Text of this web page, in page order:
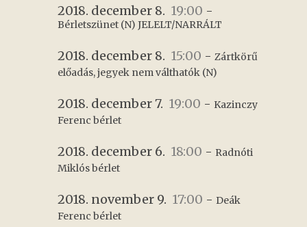
2018. december 8. 19:00 -
Bérletszünet (N) JELELT/NARRÁLT
2018. december 8. 15:00 - Zártkörű
előadás, jegyek nem válthatók (N)
2018. december 7. 19:00 - Kazinczy
Ferenc bérlet
2018. december 6. 18:00 - Radnóti
Miklós bérlet
2018. november 9. 17:00 - Deák
Ferenc bérlet